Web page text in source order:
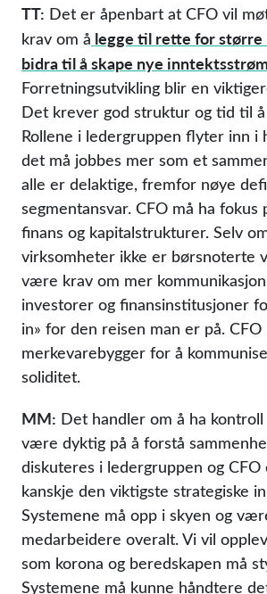
TT: Det er åpenbart at CFO vil
krav om å legge til rette for større
bidra til å skape nye
Forretningsutvikling blir en
Det krever god struktur og tid til
Rollene i ledergruppen flyter inn i
det må jobbes mer som et
alle er delaktige, fremfor nøye
segmentansvar. CFO må ha fokus
finans og kapitalstrukturer. Selv
virksomheter ikke er børsnoterte
være krav om mer
investorer og finansinstitusjoner
in» for den reisen man er på. CFO
merkevarebygger for å
soliditet.
MM: Det handler om å ha
være dyktig på å forstå
diskuteres i ledergruppen og
kanskje den viktigste strategiske
Systemene må opp i skyen og
medarbeidere overalt. Vi vil
som korona og beredskapen må
Systemene må kunne håndtere